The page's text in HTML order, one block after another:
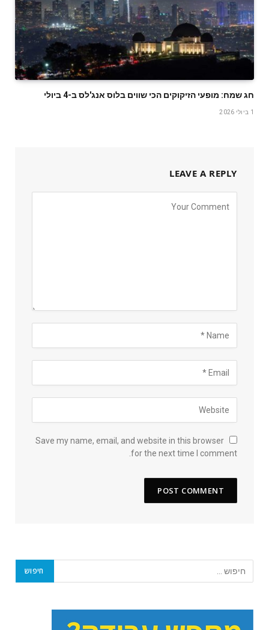
חג שמח: מופעי הזיקוקים הכי שווים בלוס אנג'לס ב-4 ביולי
1 ביולי 2026
LEAVE A REPLY
Save my name, email, and website in this browser
for the next time I comment.